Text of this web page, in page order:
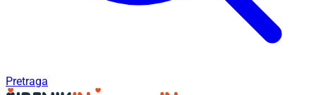
Pretraga